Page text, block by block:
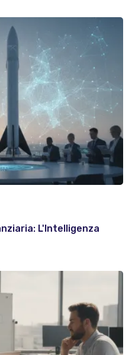
L'Intelligenza